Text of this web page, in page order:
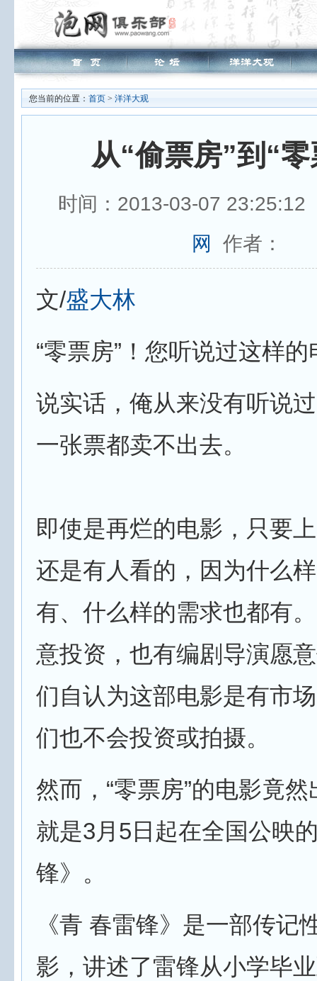
您当前的位置： 首页 > 洋洋大观
从“偷票房”到“
时间：2013-03-07 23:25:12
网
作者：
文/盛大林
“零票房”！您听说过这样
说实话，俺从来没有听说
一张票都卖不出去。
即使是再烂的电影，只要
还是有人看的，因为什么
有、什么样的需求也都有
意投资，也有编剧导演愿
们自认为这部电影是有市
们也不会投资或拍摄。
然而，“零票房”的电影竟
就是3月5日起在全国公映
锋》。
《青 春雷锋》是一部传记
影，讲述了雷锋从小学毕